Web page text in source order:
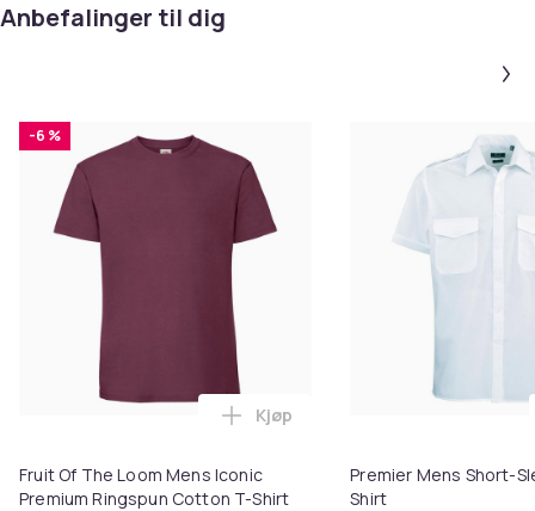
Anbefalinger til dig
-6 %
Fruit Of The Loom Mens Iconic
Premium Ringspun Cotton T-Shirt
Legg Fruit Of The Loom Mens
Kjøp
Premier Mens Short-
Shirt